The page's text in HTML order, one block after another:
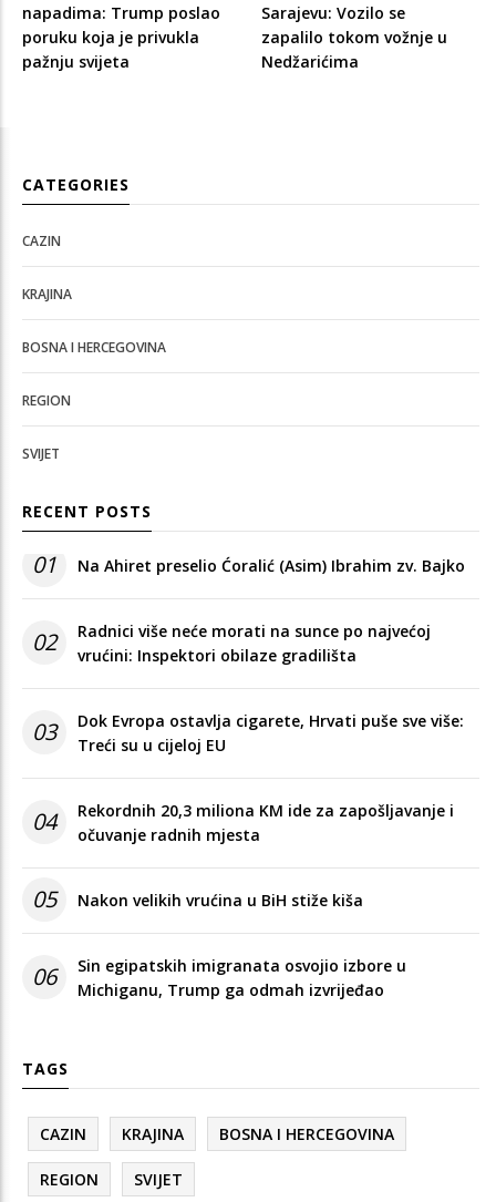
napadima: Trump poslao
poruku koja je privukla
pažnju svijeta
Sarajevu: Vozilo se
zapalilo tokom vožnje u
Nedžarićima
CATEGORIES
CAZIN
KRAJINA
BOSNA I HERCEGOVINA
REGION
SVIJET
RECENT POSTS
01 Na Ahiret preselio Ćoralić (Asim) Ibrahim zv. Bajko
02
Radnici više neće morati na sunce po najvećoj
vrućini: Inspektori obilaze gradilišta
03
Dok Evropa ostavlja cigarete, Hrvati puše sve više:
Treći su u cijeloj EU
04
Rekordnih 20,3 miliona KM ide za zapošljavanje i
očuvanje radnih mjesta
05 Nakon velikih vrućina u BiH stiže kiša
06
Sin egipatskih imigranata osvojio izbore u
Michiganu, Trump ga odmah izvrijeđao
TAGS
CAZIN KRAJINA BOSNA I HERCEGOVINA
REGION SVIJET